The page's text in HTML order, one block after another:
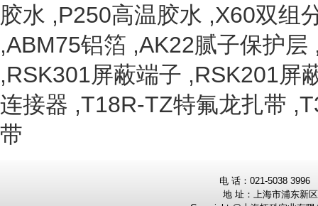
胶水 ,P250高温胶水 ,X60双组
,ABM75铝箔 ,AK22腻子保护层
,RSK301屏蔽端子 ,RSK201屏
连接器 ,T18R-TZ特氟龙扎带 ,
带
电 话：021-5038 3996
地 址： 上海市浦东新